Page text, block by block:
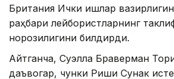
Британия Ички ишлар
раҳбари лейбористларнинг
норозилигини билдирди.
Айтганча, Суэлла Браверман
даъвогар, чунки Риши Сунак